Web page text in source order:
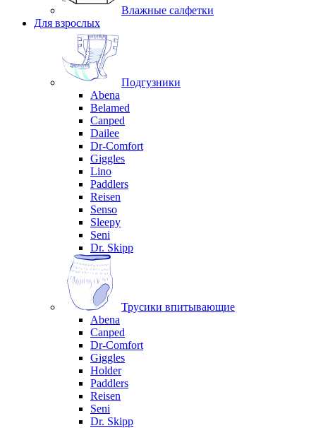
Влажные салфетки
Для взрослых
Подгузники
Abena
Belamed
Canped
Dailee
Dr-Comfort
Giggles
Lino
Paddlers
Reisen
Senso
Sleepy
Seni
Dr. Skipp
Трусики впитывающие
Abena
Canped
Dr-Comfort
Giggles
Holder
Paddlers
Reisen
Seni
Dr. Skipp